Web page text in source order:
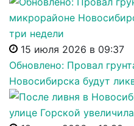
15 июля 2026 в 09:37
Обновлено: Провал
Новосибирска будут